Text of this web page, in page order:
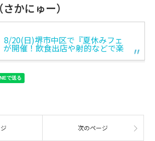
かにゅー）
8/20(日)堺市中区で『夏休みフェ
が開催！飲食出店や射的などで楽
次のページ